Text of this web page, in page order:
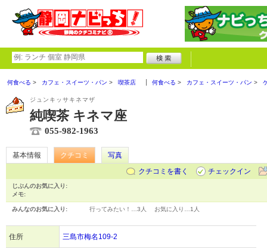
何食べる カフェ・スイーツ・パン 喫茶店 何食べる カフェ・スイーツ・パン
ジュンキッサキネマザ
純喫茶 キネマ座
055-982-1963
基本情報 クチコミ
写真
クチコミを書く
チェックイン
じぶんのお気に入り:
メモ:
みんなのお気に入り: 行ってみたい！… 3人 お気に入り… 1人
住所 三島市梅名109-2